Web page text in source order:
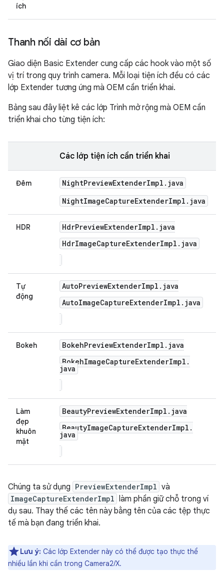
ích
Thanh nối dài cơ bản
Giao diện Basic Extender cung cấp các hook vào một số
vị trí trong quy trình camera. Mỗi loại tiện ích đều có các
lớp Extender tương ứng mà OEM cần triển khai.
Bảng sau đây liệt kê các lớp Trình mở rộng mà OEM cần
triển khai cho từng tiện ích:
Các lớp tiện ích cần triển khai
Đêm NightPreviewExtenderImpl . java
NightImageCaptureExtenderImpl.java
HDR HdrPreviewExtenderImpl . java
HdrImageCaptureExtenderImpl . java
Tự
động
AutoPreviewExtenderImpl . java
AutoImageCaptureExtenderImpl . java
Bokeh BokehPreviewExtenderImpl . java
BokehImageCaptureExtenderImpl .
java
Làm
đẹp
khuôn
mặt
BeautyPreviewExtenderImpl . java
BeautyImageCaptureExtenderImpl .
java
Chúng ta sử dụng PreviewExtenderImpl và
ImageCaptureExtenderImpl
làm phần giữ chỗ trong ví
dụ sau. Thay thế các tên này bằng tên của các tệp thực
tế mà bạn đang triển khai.
Lưu ý: Các lớp Extender này có thể được tạo thực thể
nhiều lần khi cần trong Camera2/X.